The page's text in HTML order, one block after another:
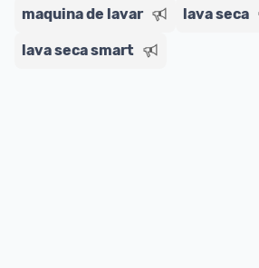
maquina de lavar lava seca
lava seca smart